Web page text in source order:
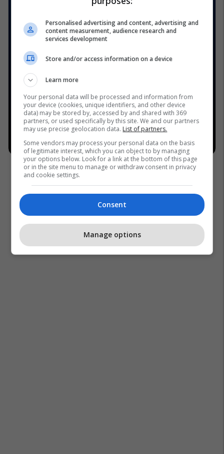
Personalised advertising and content, advertising and
content measurement, audience research and
services development
Store and/or access information on a device
Learn more
Your personal data will be processed and information from
your device (cookies, unique identifiers, and other device
data) may be stored by, accessed by and shared with 369
partners, or used specifically by this site. We and our partners
may use precise geolocation data. List of partners.
Some vendors may process your personal data on the basis
of legitimate interest, which you can object to by managing
your options below. Look for a link at the bottom of this page
or in the site menu to manage or withdraw consent in privacy
and cookie settings.
Consent
Manage options